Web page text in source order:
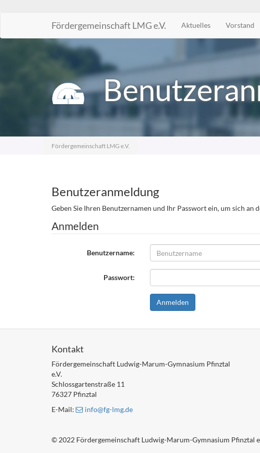
Fördergemeinschaft LMG e.V. Aktuelles Vorstand
Fördergemeinschaft LMG e.V.
Benutzeranmeldung
Geben Sie Ihren Benutzernamen und Ihr Passwort ein, um sich an
Anmelden
Benutzername:
Passwort:
Kontakt
Fördergemeinschaft Ludwig-Marum-Gymnasium Pfinztal
e.V.
Schlossgartenstraße 11
76327 Pfinztal
E-Mail:
info@fg-lmg.de
© 2022 Fördergemeinschaft Ludwig-Marum-Gymnasium Pfinztal